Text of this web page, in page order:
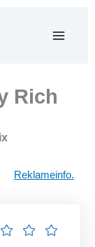
Rich
Reklameinfo.